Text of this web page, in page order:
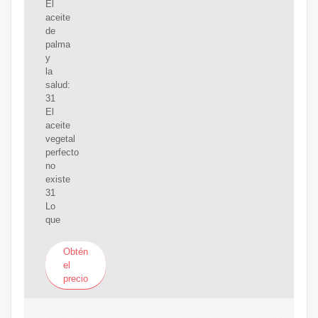
El
aceite
de
palma
y
la
salud:
31
El
aceite
vegetal
perfecto
no
existe
31
Lo
que
Obtén
el
precio